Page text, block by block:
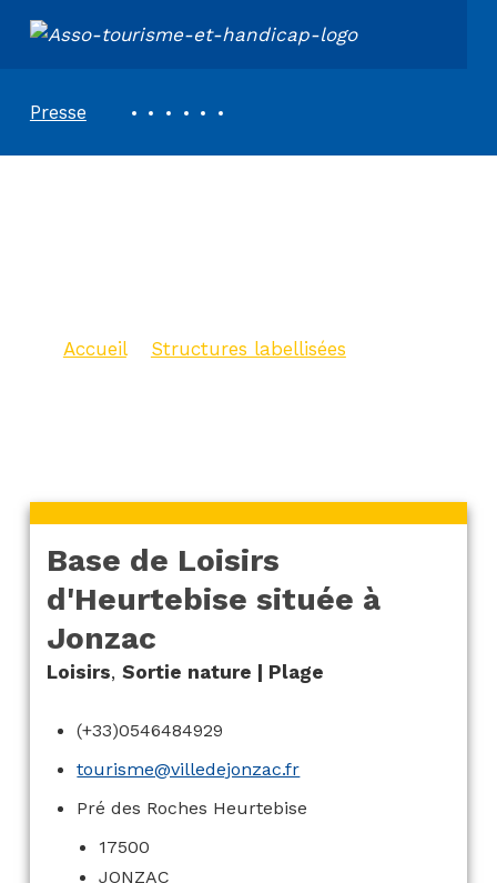
ASSOCIATION TOURISME ET HANDICAPS
Presse
Accueil> Structures labellisées
Base de Loisirs
d'Heurtebise située à
Jonzac
Loisirs, Sortie nature | Plage
(+33)0546484929
tourisme@villedejonzac.fr
Pré des Roches Heurtebise
17500
JONZAC